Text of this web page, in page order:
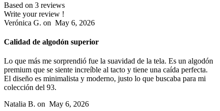
Based on 3 reviews
Write your review !
Verónica G. on May 6, 2026
Calidad de algodón superior
Lo que más me sorprendió fue la suavidad de la tela. Es un algodón
premium que se siente increíble al tacto y tiene una caída perfecta.
El diseño es minimalista y moderno, justo lo que buscaba para mi
colección del 93.
Natalia B. on May 6, 2026